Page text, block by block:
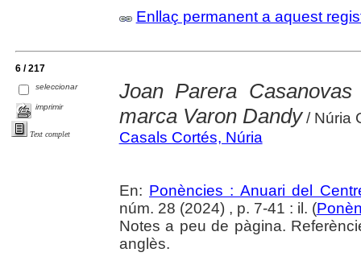
Enllaç permanent a aquest
6 / 217
seleccionar
imprimir
Text complet
Joan Parera
marca Varon Dandy/ Núria
Casals Cortés, Núria
En: Ponències : Anuari del
núm. 28 (2024) , p. 7-41 : il. (
Notes a peu de pàgina.
anglès.